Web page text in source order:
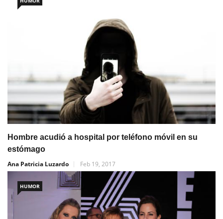
Hombre acudió a hospital por teléfono móvil en su
estómago
Ana Patricia Luzardo
Feb 19, 2017
HUMOR